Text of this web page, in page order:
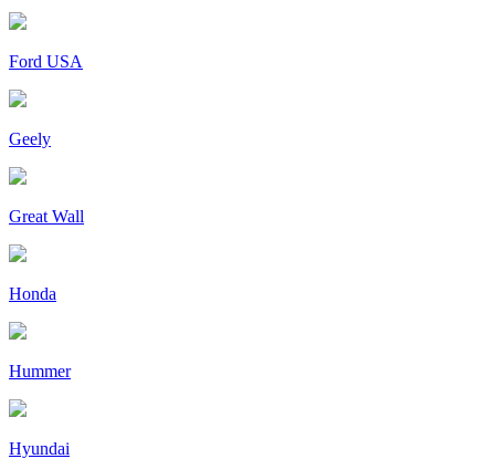
Ford USA
Geely
Great Wall
Honda
Hummer
Hyundai